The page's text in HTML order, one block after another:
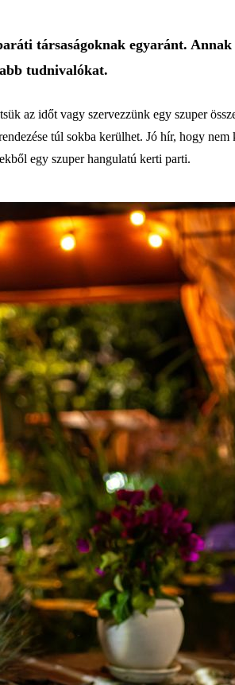
társaságoknak egyaránt.
tudnivalókat.
az időt vagy szervezzünk egy szuper
túl sokba kerülhet. Jó hír, hogy
egy szuper hangulatú kerti parti.